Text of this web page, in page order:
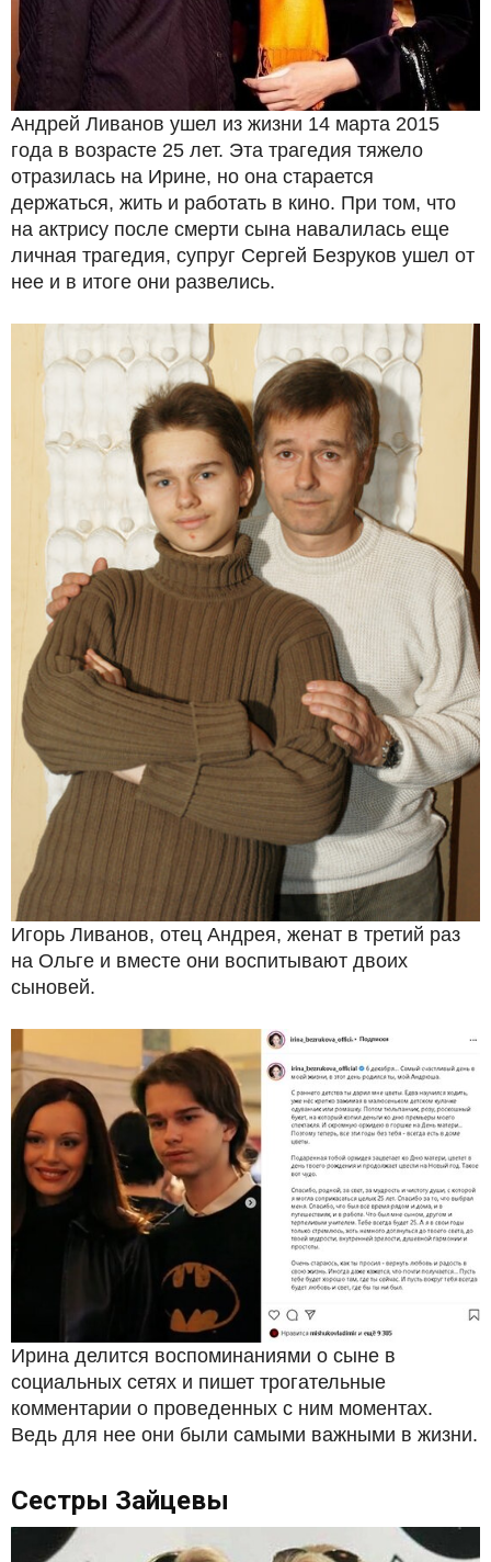
Андрей Ливанов ушел из жизни 14 марта 2015
года в возрасте 25 лет. Эта трагедия тяжело
отразилась на Ирине, но она старается
держаться, жить и работать в кино. При том, что
на актрису после смерти сына навалилась еще
личная трагедия, супруг Сергей Безруков ушел от
нее и в итоге они развелись.
Игорь Ливанов, отец Андрея, женат в третий раз
на Ольге и вместе они воспитывают двоих
сыновей.
Ирина делится воспоминаниями о сыне в
социальных сетях и пишет трогательные
комментарии о проведенных с ним моментах.
Ведь для нее они были самыми важными в жизни.
Сестры Зайцевы